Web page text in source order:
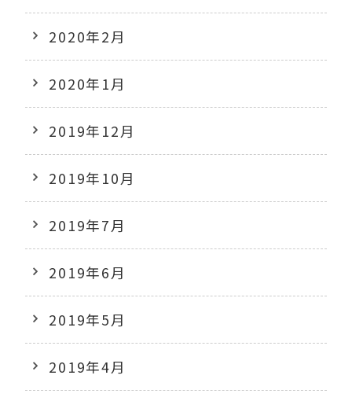
2020年2月
2020年1月
2019年12月
2019年10月
2019年7月
2019年6月
2019年5月
2019年4月